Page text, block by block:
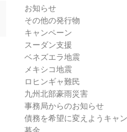
お知らせ
その他の発行物
キャンペーン
スーダン支援
ベネズエラ地震
メキシコ地震
ロヒンギャ難民
九州北部豪雨災害
事務局からのお知らせ
債務を希望に変えようキャ